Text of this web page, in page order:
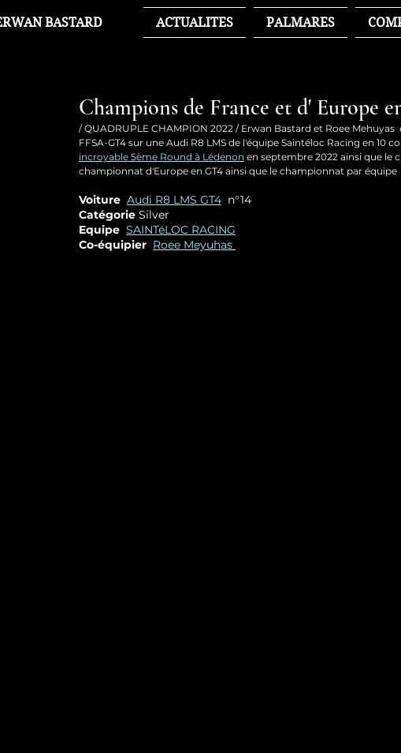
Champions de France et d' Europe
/ QUADRUPLE CHAMPION 2022 / Erwan Bastard et Roee
FFSA-GT4 sur une Audi R8 LMS de l'équipe Saintéloc Racing en 10
incroyable 5ème Round à Lédenon en septembre 2022 ainsi que le
championnat d'Europe en GT4 ainsi que le championnat par équipe
Voiture Audi R8 LMS GT4
  n°14
Catégorie Silver
Equipe SAINTéLOC RACING
Co-équipier Roee Meyuhas
ACTUALITES PALMARES
BASTARD